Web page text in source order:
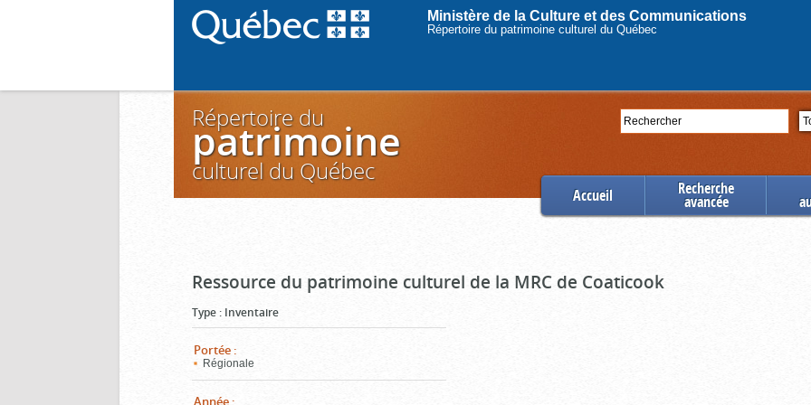
Ministère de la Culture et des Communications
Répertoire du patrimoine culturel du Québec
Rechercher
Répertoire du
patrimoine
culturel du Québec
Accueil Recherche
avancée
Ressource du patrimoine culturel de la MRC de Coaticook
Type : Inventaire
Portée :
Régionale